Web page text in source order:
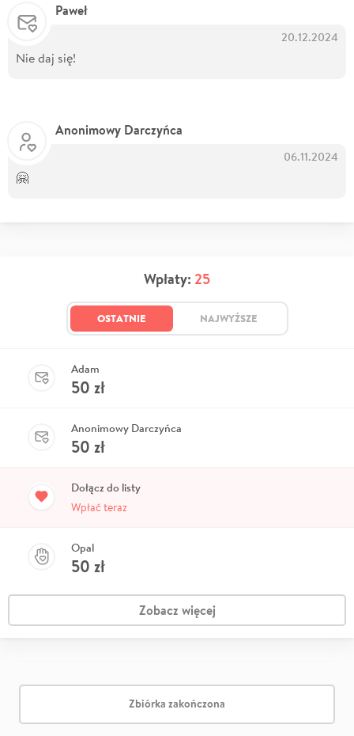
Paweł
20.12.2024
Nie daj się!
Anonimowy Darczyńca
06.11.2024
🤗
Wpłaty: 25
OSTATNIE NAJWYŻSZE
Adam
50 zł
Anonimowy Darczyńca
50 zł
Dołącz do listy
Wpłać teraz
Opal
50 zł
Zobacz więcej
Zbiórka zakończona